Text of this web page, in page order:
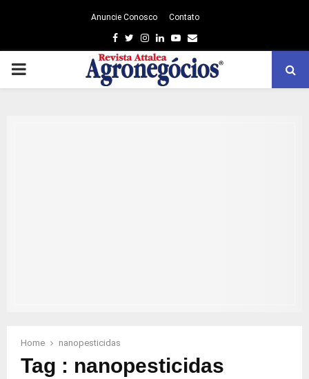
Anuncie Conosco Contato
Facebook
TwitterInstagram
LinkedinYoutube
Email
PRIMARY
Home nanopesticidas
Tag : nanopesticidas